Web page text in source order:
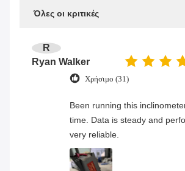
Όλες οι κριτικές
R
Ryan Walker
Χρήσιμο (31)
Been running this
time. Data is steady and
very reliable.